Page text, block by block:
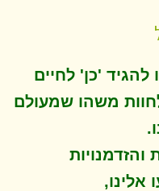
להגיד 'כן' לחיים
משהו שמעולם
.
והזדמנויות
אלינו,